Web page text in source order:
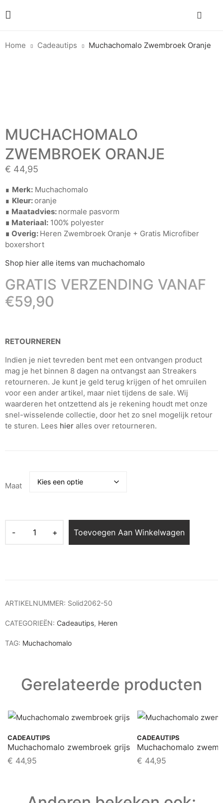
Home Cadeautips Muchachomalo Zwembroek Oranje
MUCHACHOMALO
ZWEMBROEK ORANJE
€ 44,95
∎ Merk: Muchachomalo
∎ Kleur:oranje
∎ Maatadvies: normale pasvorm
∎ Materiaal: 100% polyester
∎ Overig: Heren Zwembroek Oranje + Gratis Microfiber
boxershort
Shop hier alle items van muchachomalo
GRATIS VERZENDING VANAF
€59,90
RETOURNEREN
Indien je niet tevreden bent met een ontvangen product
mag je het binnen 8 dagen na ontvangst aan Streakers
retourneren. Je kunt je geld terug krijgen of het omruilen
voor een ander artikel, maar niet tijdens de sale. Wij
waarderen het ontzettend als je rekening houdt met onze
snel-wisselende collectie, door het zo snel mogelijk retour
te sturen. Lees hier alles over retourneren.
Maat
Toevoegen Aan Winkelwagen
ARTIKELNUMMER: Solid2062-50
CATEGORIEËN: Cadeautips, Heren
TAG: Muchachomalo
Gerelateerde producten
CADEAUTIPS
Muchachomalo zwembroek grijs
€ 44,95
CADEAUTIPS
Muchachomalo
€ 44,95